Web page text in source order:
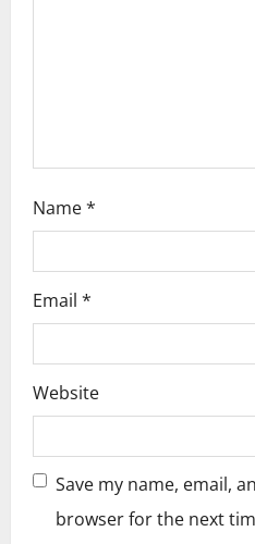
Name*
Email *
Website
Save my name, email,
browser for the next